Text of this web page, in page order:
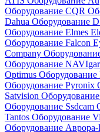
Оборудование CQR
Dahua Оборудование
Оборудование Elmes
Оборудование Falcon
Company
Оборудование
Optimus Оборудование
Оборудование Pyronix
Satvision
Оборудование Ssdcam
Tantos Оборудование
Оборудование